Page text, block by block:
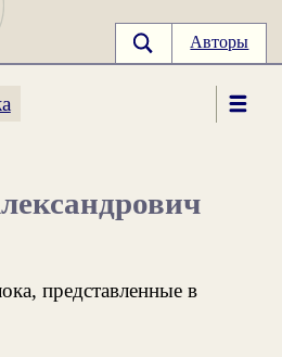
Авторы
представленные в